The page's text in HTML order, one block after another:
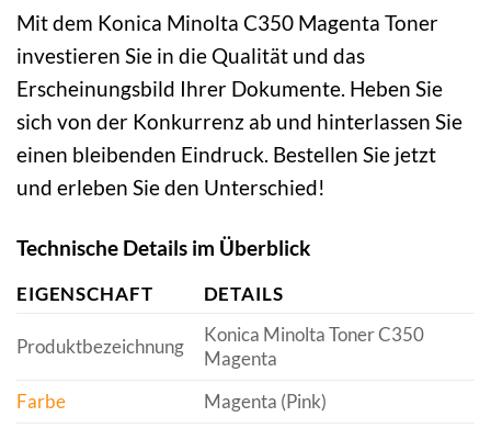
Mit dem Konica Minolta C350 Magenta Toner
investieren Sie in die Qualität und das
Erscheinungsbild Ihrer Dokumente. Heben Sie
sich von der Konkurrenz ab und hinterlassen Sie
einen bleibenden Eindruck. Bestellen Sie jetzt
und erleben Sie den Unterschied!
Technische Details im Überblick
EIGENSCHAFT DETAILS
Produktbezeichnung
Konica Minolta Toner C350
Magenta
Farbe
Magenta (Pink)